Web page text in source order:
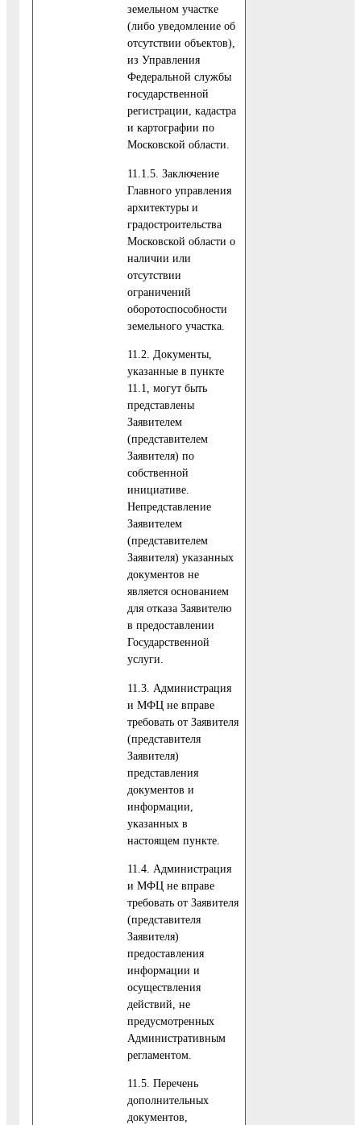
земельном участке
(либо уведомление об
отсутствии объектов),
из Управления
Федеральной службы
государственной
регистрации, кадастра
и картографии по
Московской области.
11.1.5. Заключение
Главного управления
архитектуры и
градостроительства
Московской области о
наличии или
отсутствии
ограничений
оборотоспособности
земельного участка.
11.2. Документы,
указанные в пункте
11.1, могут быть
представлены
Заявителем
(представителем
Заявителя) по
собственной
инициативе.
Непредставление
Заявителем
(представителем
Заявителя) указанных
документов не
является основанием
для отказа Заявителю
в предоставлении
Государственной
услуги.
11.3. Администрация
и МФЦ не вправе
требовать от Заявителя
(представителя
Заявителя)
представления
документов и
информации,
указанных в
настоящем пункте.
11.4. Администрация
и МФЦ не вправе
требовать от Заявителя
(представителя
Заявителя)
предоставления
информации и
осуществления
действий, не
предусмотренных
Административным
регламентом.
11.5. Перечень
дополнительных
документов,